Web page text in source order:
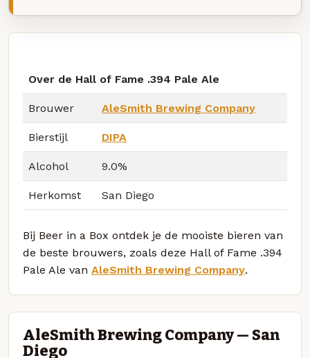
Over de Hall of Fame .394 Pale Ale
Brouwer AleSmith Brewing Company
Bierstijl DIPA
Alcohol 9.0%
Herkomst San Diego
Bij Beer in a Box ontdek je de mooiste bieren van
de beste brouwers, zoals deze Hall of Fame .394
Pale Ale van AleSmith Brewing Company.
AleSmith Brewing Company — San
Diego